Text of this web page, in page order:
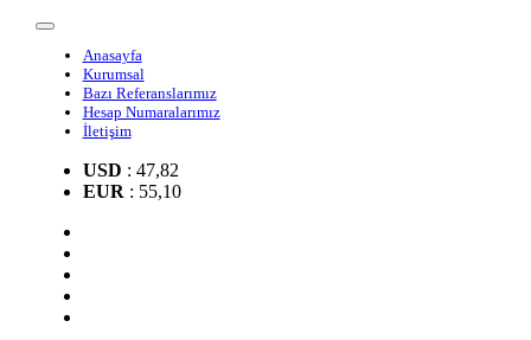
Anasayfa
Kurumsal
Bazı Referanslarımız
Hesap Numaralarımız
İletişim
USD : 47,82
EUR : 55,10